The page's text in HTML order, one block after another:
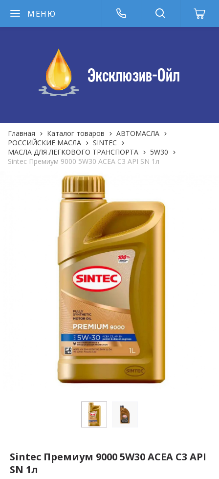
МЕНЮ
Главная Каталог товаров
АВТОМАСЛА
РОССИЙСКИЕ МАСЛА
SINTEC
МАСЛА ДЛЯ ЛЕГКОВОГО ТРАНСПОРТА
5W30
Sintec Премиум 9000 5W30 ACEA C3 API SN 1л
Sintec Премиум 9000 5W30 ACEA C3 API
SN 1л